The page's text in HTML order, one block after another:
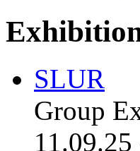
SLUR
Group
11.09.25